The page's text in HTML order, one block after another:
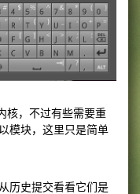
核，不过有些需要重
模块，这里只是简单
历史提交看看它们是